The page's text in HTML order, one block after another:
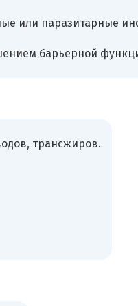
или паразитарные
барьерной
трансжиров.